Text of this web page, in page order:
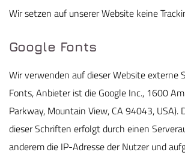
Wir setzen auf unserer Website keine
Google Fonts
Wir verwenden auf dieser Website externe
Fonts, Anbieter ist die Google Inc., 1600
Parkway, Mountain View, CA 94043, USA).
dieser Schriften erfolgt durch einen
anderem die IP-Adresse der Nutzer und